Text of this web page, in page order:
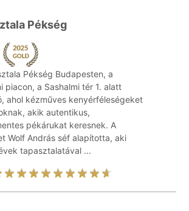
Pékség
Pékség Budapesten, a
piacon, a Sashalmi tér 1. alatt
ahol kézműves kenyérféleségeket
akik autentikus,
pékárukat keresnek. A
Wolf András séf alapította, aki
tapasztalatával ...